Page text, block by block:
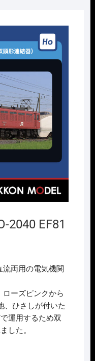
2040 EF81
流両用の電気機関
ローズピンクから
、ひさしが付いた
運用するため双
した。